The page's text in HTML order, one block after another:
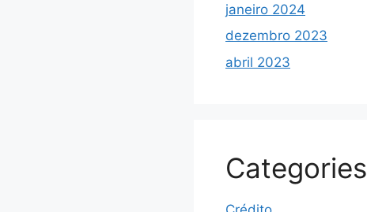
janeiro 2024
dezembro 2023
abril 2023
Categories